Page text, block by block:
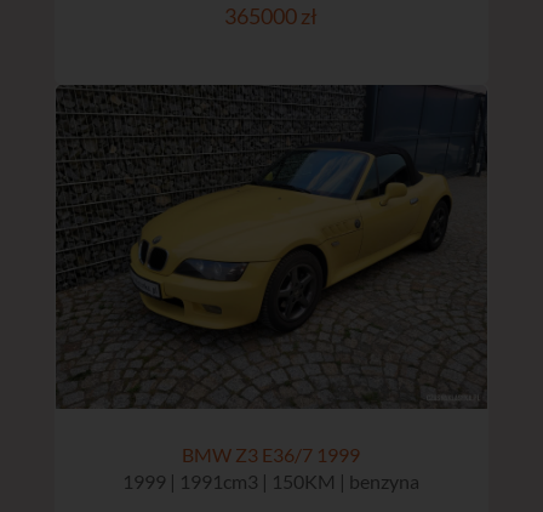
365000 zł
BMW Z3 E36/7 1999
1999 | 1991cm3 | 150KM | benzyna